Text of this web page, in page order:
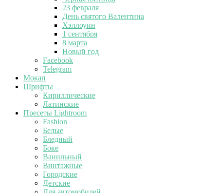
23 февраля
День святого Валентина
Хэллоуин
1 сентября
8 марта
Новый год
Facebook
Telegram
Мокап
Шрифты
Кириллические
Латинские
Пресеты Lightroom
Fashion
Белые
Бледный
Боке
Ванильный
Винтажные
Городские
Детские